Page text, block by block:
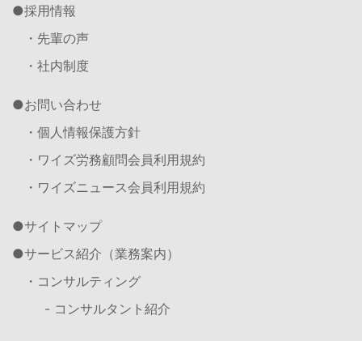
採用情報
・先輩の声
・社内制度
お問い合わせ
・個人情報保護方針
・ワイズ労務顧問会員利用規約
・ワイズニュース会員利用規約
サイトマップ
サービス紹介（業務案内）
・コンサルティング
- コンサルタント紹介